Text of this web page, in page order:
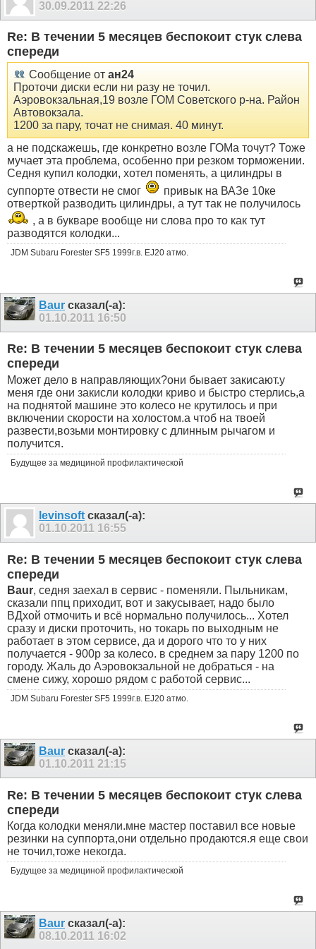
30.09.2011 22:26
Re: В течении 5 месяцев беспокоит стук слева
спереди
Сообщение от ан24
Проточи диски если ни разу не точил.
Аэровокзальная,19 возле ГОМ Советского р-на. Район
Автовокзала.
1200 за пару, точат не снимая. 40 минут.
а не подскажешь, где конкретно возле ГОМа точут? Тоже
мучает эта проблема, особенно при резком торможении.
Седня купил колодки, хотел поменять, а цилиндры в
суппорте отвести не смог
привык на ВАЗе 10ке
отверткой разводить цилиндры, а тут так не получилось
, а в букваре вообще ни слова про то как тут
разводятся колодки...
JDM Subaru Forester SF5 1999г.в. EJ20 атмо.
Baur сказал(-а):
01.10.2011 16:50
Re: В течении 5 месяцев беспокоит стук слева
спереди
Может дело в направляющих?они бывает закисают.у
меня где они закисли колодки криво и быстро стерлись,а
на поднятой машине это колесо не крутилось и при
включении скорости на холостом.а чтоб на твоей
развести,возьми монтировку с длинным рычагом и
получится.
Будущее за медициной профилактической
levinsoft сказал(-а):
01.10.2011 16:55
Re: В течении 5 месяцев беспокоит стук слева
спереди
Baur, седня заехал в сервис - поменяли. Пыльникам,
сказали ппц приходит, вот и закусывает, надо было
ВДхой отмочить и всё нормально получилось... Хотел
сразу и диски проточить, но токарь по выходным не
работает в этом сервисе, да и дорого что то у них
получается - 900р за колесо. в среднем за пару 1200 по
городу. Жаль до Аэровокзальной не добраться - на
смене сижу, хорошо рядом с работой сервис...
JDM Subaru Forester SF5 1999г.в. EJ20 атмо.
Baur сказал(-а):
01.10.2011 21:15
Re: В течении 5 месяцев беспокоит стук слева
спереди
Когда колодки меняли.мне мастер поставил все новые
резинки на суппорта,они отдельно продаются.я еще свои
не точил,тоже некогда.
Будущее за медициной профилактической
Baur сказал(-а):
08.10.2011 16:02